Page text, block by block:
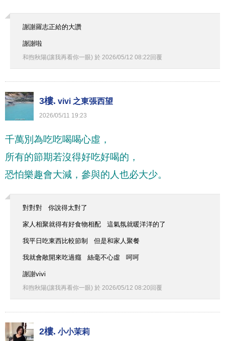
謝謝羅志正給的大讚
謝謝啦
和煦秋陽(讓我再看你一眼) 於 2026/05/12 08:22 回覆
3樓. vivi 之東張西望
2026/05/11 19:23
千萬別為吃吃喝喝心虛，
所有的節期若沒得好吃好喝的，
恐怕樂趣會大減，參與的人也必大少。
對對對 你說得太對了
家人相聚就得有好食物相配 這氣氛就暖洋洋的了
我平日吃東西比較節制 但是和家人聚餐
我就會敞開來吃過癮 絲毫不心虛 呵呵
謝謝vivi
和煦秋陽(讓我再看你一眼) 於 2026/05/12 08:20 回覆
2樓. 小小茉莉